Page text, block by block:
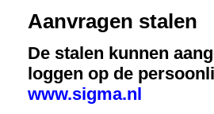
Aanvragen stalen
De stalen kunnen
loggen op de
www.sigma.nl